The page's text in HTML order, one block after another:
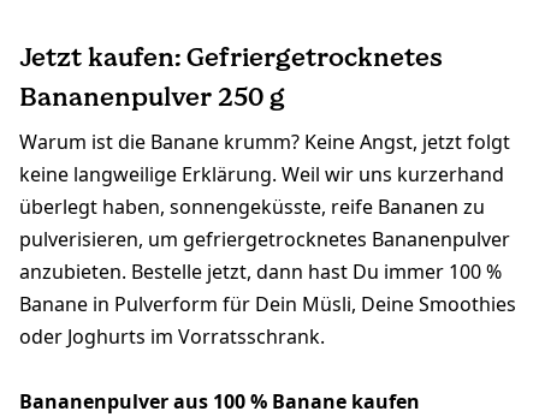
Jetzt kaufen: Gefriergetrocknetes
Bananenpulver 250 g
Warum ist die Banane krumm? Keine Angst, jetzt folgt
keine langweilige Erklärung. Weil wir uns kurzerhand
überlegt haben, sonnengeküsste, reife Bananen zu
pulverisieren, um gefriergetrocknetes Bananenpulver
anzubieten. Bestelle jetzt, dann hast Du immer 100 %
Banane in Pulverform für Dein Müsli, Deine Smoothies
oder Joghurts im Vorratsschrank.
Bananenpulver aus 100 % Banane kaufen